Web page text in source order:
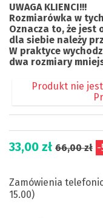
UWAGA KLIENCI!!!
Rozmiarówka w
Oznacza to, że jest
dla siebie należy
W praktyce
dwa rozmiary
Produkt nie
33,00 zł 66,00 zł -
Zamówienia
15.00)